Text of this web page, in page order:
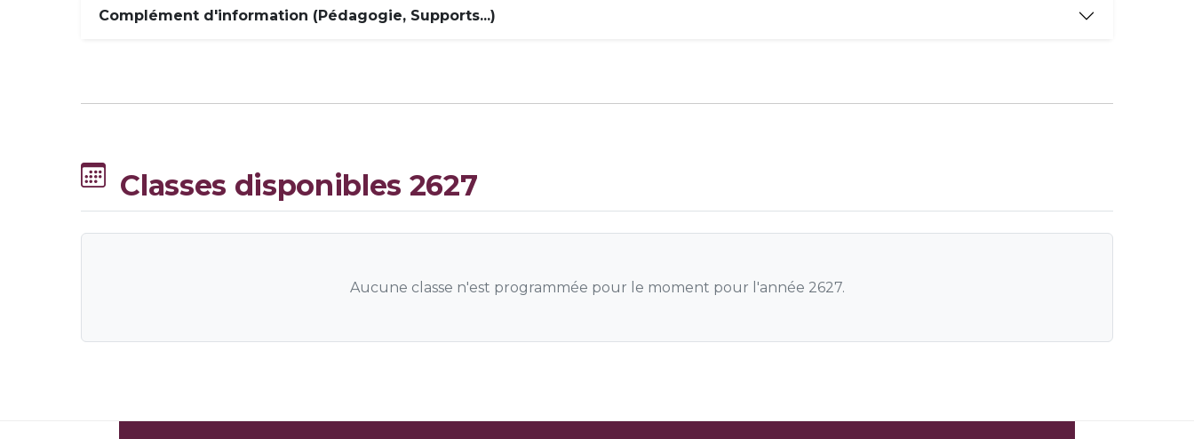
Complément d'information (Pédagogie, Supports...)
Classes disponibles 2627
Aucune classe n'est programmée pour le moment pour l'année 2627.